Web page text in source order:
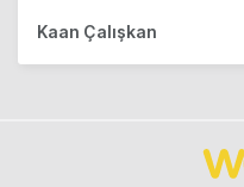
Kaan Çalışkan